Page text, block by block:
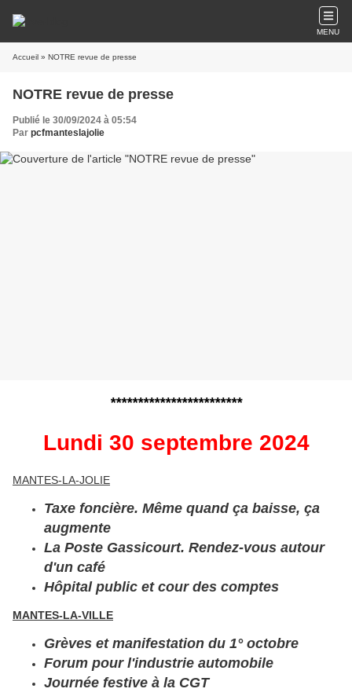
MENU
Accueil » NOTRE revue de presse
NOTRE revue de presse
Publié le 30/09/2024 à 05:54
Par pcfmanteslajolie
************************
Lundi 30 septembre 2024
MANTES-LA-JOLIE
Taxe foncière. Même quand ça baisse, ça
augmente
La Poste Gassicourt. Rendez-vous autour
d'un café
Hôpital public et cour des comptes
MANTES-LA-VILLE
Grèves et manifestation du 1° octobre
Forum pour l'industrie automobile
Journée festive à la CGT